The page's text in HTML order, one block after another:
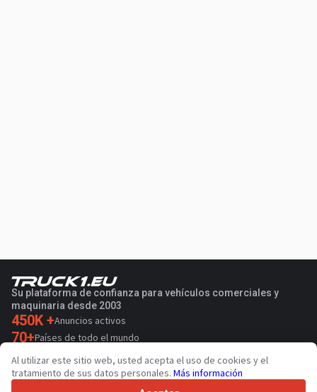
Su plataforma de confianza para vehículos comerciales y
maquinaria desde 2003
450K +Anuncios activos
70+Países de todo el mundo
36Idiomas admitidos
4.7/5
Al utilizar este sitio web, usted acepta el uso de cookies y el
tratamiento de sus datos personales. Más información